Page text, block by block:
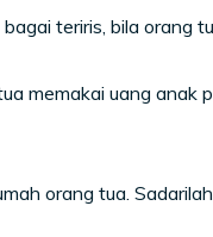
teriris, bila orang
memakai uang anak
orang tua.